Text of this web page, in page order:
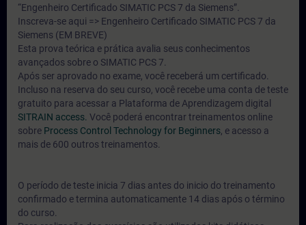
“Engenheiro Certificado SIMATIC PCS 7 da Siemens”.
Inscreva-se aqui => Engenheiro Certificado SIMATIC PCS 7 da
Siemens (EM BREVE)
Esta prova teórica e prática avalia seus conhecimentos
avançados sobre o SIMATIC PCS 7.
Após ser aprovado no exame, você receberá um certificado.
Incluso na reserva do seu curso, você recebe uma conta de teste
gratuito para acessar a Plataforma de Aprendizagem digital
SITRAIN access. Você poderá encontrar treinamentos online
sobre Process Control Technology for Beginners, e acesso a
mais de 600 outros treinamentos.
O período de teste inicia 7 dias antes do inicio do treinamento
confirmado e termina automaticamente 14 dias após o término
do curso.